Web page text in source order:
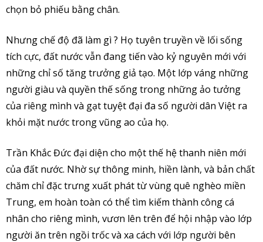
chọn bỏ phiếu bằng chân.
Nhưng chế độ đã làm gì ? Họ tuyên truyền về lối sống
tích cực, đất nước vẫn đang tiến vào kỷ nguyên mới với
những chỉ số tăng trưởng giả tạo. Một lớp váng những
người giàu và quyền thế sống trong những ảo tưởng
của riêng mình và gạt tuyệt đại đa số người dân Việt ra
khỏi mặt nước trong vũng ao của họ.
Trần Khắc Đức đại diện cho một thế hệ thanh niên mới
của đất nước. Nhờ sự thông minh, hiền lành, và bản chất
chăm chỉ đặc trưng xuất phát từ vùng quê nghèo miền
Trung, em hoàn toàn có thể tìm kiếm thành công cá
nhân cho riêng mình, vươn lên trên để hội nhập vào lớp
người ăn trên ngồi trốc và xa cách với lớp người bên